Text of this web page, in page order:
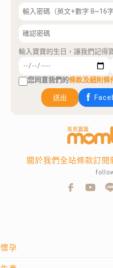
輸入寶寶的生日，讓我們記得
您同意我們的條款及細則條
送出
懷孕
關於我們全站條款訂閱